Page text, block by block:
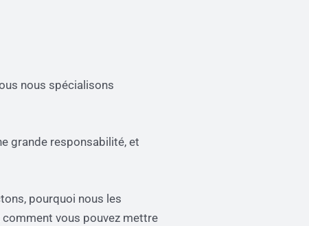
nous spécialisons
grande responsabilité, et
pourquoi nous les
vous pouvez mettre